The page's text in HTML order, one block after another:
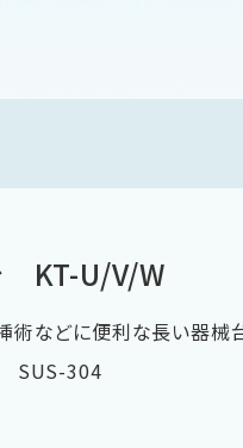
KT-U/V/W
挿術などに便利な長い器械
SUS-304